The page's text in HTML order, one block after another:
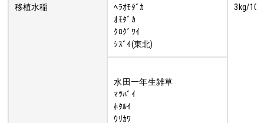
移植水稲 3kg/10a
ﾍﾗｵﾓﾀﾞｶ
ｵﾓﾀﾞｶ
ｸﾛｸﾞﾜｲ
ｼｽﾞｲ(東北)
水田一年生雑草
ﾏﾂﾊﾞｲ
ﾎﾀﾙｲ
ｳﾘｶﾜ